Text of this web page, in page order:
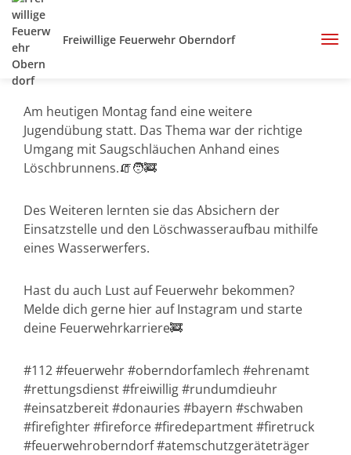
Freiwillige Feuerwehr Oberndorf
Am heutigen Montag fand eine weitere
Jugendübung statt. Das Thema war der richtige
Umgang mit Saugschläuchen Anhand eines
Löschbrunnens.🧯🧑‍🚒
Des Weiteren lernten sie das Absichern der
Einsatzstelle und den Löschwasseraufbau mithilfe
eines Wasserwerfers.
Hast du auch Lust auf Feuerwehr bekommen?
Melde dich gerne hier auf Instagram und starte
deine Feuerwehrkarriere🚒
#112 #feuerwehr #oberndorfamlech #ehrenamt
#rettungsdienst #freiwillig #rundumdieuhr
#einsatzbereit #donauries #bayern #schwaben
#firefighter #fireforce #firedepartment #firetruck
#feuerwehroberndorf #atemschutzgeräteträger